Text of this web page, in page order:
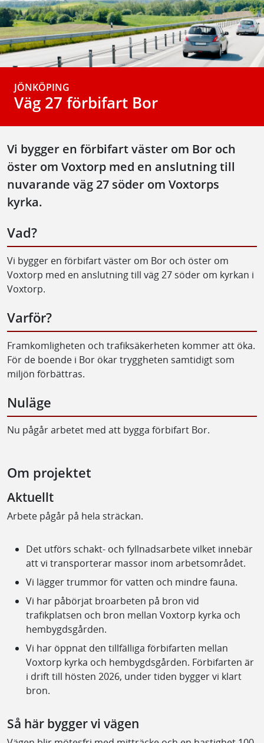
JÖNKÖPING
Väg 27 förbifart Bor
Vi bygger en förbifart väster om Bor och
öster om Voxtorp med en anslutning till
nuvarande väg 27 söder om Voxtorps
kyrka.
Vad?
Vi bygger en förbifart väster om Bor och öster om
Voxtorp med en anslutning till väg 27 söder om kyrkan i
Voxtorp.
Varför?
Framkomligheten och trafiksäkerheten kommer att öka.
För de boende i Bor ökar tryggheten samtidigt som
miljön förbättras.
Nuläge
Nu pågår arbetet med att bygga förbifart Bor.
Om projektet
Aktuellt
Arbete pågår på hela sträckan.
Det utförs schakt- och fyllnadsarbete vilket innebär
att vi transporterar massor inom arbetsområdet.
Vi lägger trummor för vatten och mindre fauna.
Vi har påbörjat broarbeten på bron vid
trafikplatsen och bron mellan Voxtorp kyrka och
hembygdsgården.
Vi har öppnat den tillfälliga förbifarten mellan
Voxtorp kyrka och hembygdsgården. Förbifarten är
i drift till hösten 2026, under tiden bygger vi klart
bron.
Så här bygger vi vägen